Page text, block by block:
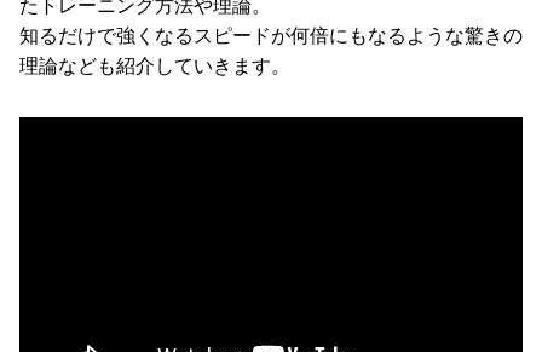
たトレーニング方法や理論。
知るだけで強くなるスピードが何倍にもなるような驚きの
理論なども紹介していきます。